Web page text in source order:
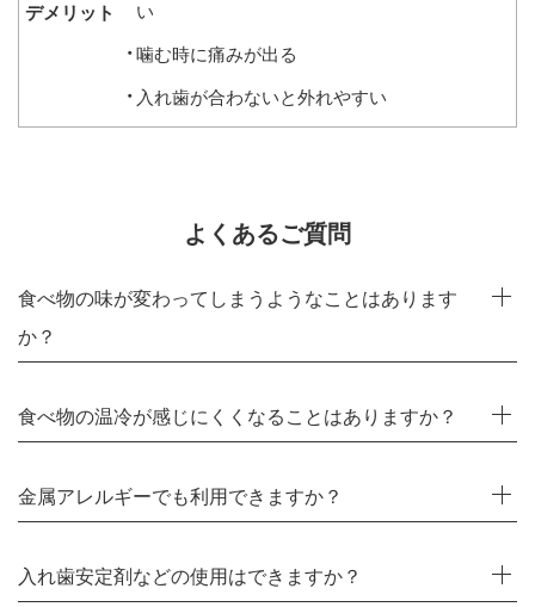
い
噛む時に痛みが出る
入れ歯が合わないと外れやすい
よくあるご質問
食べ物の味が変わってしまうようなことはあります
か？
食べ物の温冷が感じにくくなることはありますか？
金属アレルギーでも利用できますか？
入れ歯安定剤などの使用はできますか？